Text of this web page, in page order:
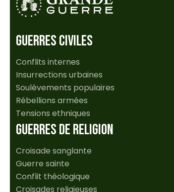
GUERRES CIVILES
Conflits internes
Insurrections urbaines
Soulèvements populaires
Rébellions armées
Tensions ethniques
GUERRES DE RELIGION
Croisade sanglante
Guerre sainte
Conflit théologique
Croisades religieuses